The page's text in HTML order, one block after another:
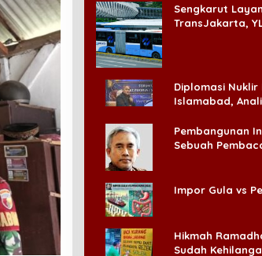
Ada ‘Badai
Sengkarut
TransJakarta,
Diplomasi Nuklir
Islamabad,
Pembangunan
Sebuah
Impor Gula vs
Hikmah
Sudah